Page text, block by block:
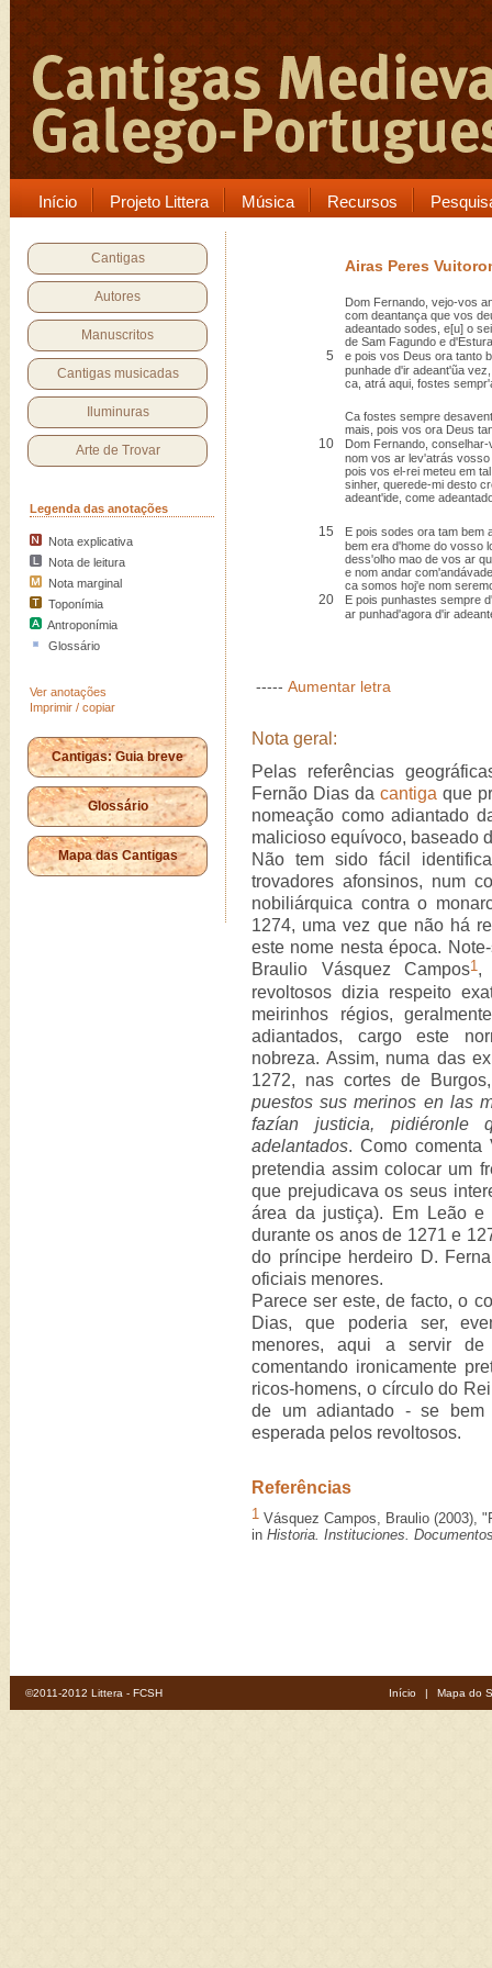
Início Projeto Littera Música Recursos
Cantigas
Autores
Manuscritos
Cantigas musicadas
Iluminuras
Arte de Trovar
Legenda das anotações
Nota explicativa
Nota de leitura
Nota marginal
Toponímia
Antroponímia
Glossário
Ver anotações
Imprimir / copiar
Cantigas: Guia breve
Glossário
Mapa das Cantigas
Airas Peres
Dom Fernando, vejo-vos
com deantança que vos
adeantado sodes, e[u] o
de Sam Fagundo e
5
e pois vos Deus ora tanto
punhade d'ir adeant'ũa vez,
ca, atrá aqui, fostes
Ca fostes sempre
mais, pois vos ora Deus
10
Dom Fernando,
nom vos ar lev'atrás vosso
pois vos el-rei meteu em
sinher, querede-mi desto
adeant'ide, come
15
E pois sodes ora tam bem
bem era d'home do vosso
dess'olho mao de vos ar
e nom andar
ca somos hoj'e nom
20
E pois punhastes sempre
ar punhad'agora d'ir
----- Aumentar letra
Nota geral:
Pelas referências
Fernão Dias da cantiga que
nomeação como adiantado
malicioso equívoco, baseado
Não tem sido fácil
trovadores afonsinos, num
nobiliárquica contra o
1274, uma vez que não há
este nome nesta época.
Braulio Vásquez Campos1 ,
revoltosos dizia respeito
meirinhos régios,
adiantados, cargo este
nobreza. Assim, numa das
1272, nas cortes de
puestos sus merinos en las
fazían justicia,
adelantados. Como comenta
pretendia assim colocar um
que prejudicava os seus
área da justiça). Em Leão e
durante os anos de 1271 e
do príncipe herdeiro D.
oficiais menores.
Parece ser este, de facto, o
Dias, que poderia ser,
menores, aqui a servir
comentando ironicamente
ricos-homens, o círculo do
de um adiantado - se bem
esperada pelos revoltosos.
Referências
1 Vásquez Campos, Braulio (2003),
in Historia. Instituciones.
©2011-2012 Littera - FCSH Início | Mapa do